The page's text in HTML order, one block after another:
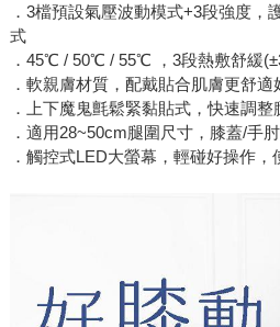
．3檔預設氣壓波動模式+3段強度，
式
．45℃ / 50℃ / 55℃ ，3段熱敷舒緩
．軟親膚材質，配戴貼合肌膚更舒適
．上下魔鬼氈鬆緊黏貼式，快速調整
．適用28~50cm腿圍尺寸，膝蓋/手
．觸控式LED大螢幕，輕碰好操作，